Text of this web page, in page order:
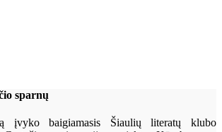
sparnų
įvyko baigiamasis Šiaulių literatų klubo